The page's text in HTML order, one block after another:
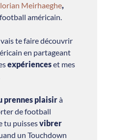
Meirhaeghe,
américain.
vais te faire découvrir
en partageant
expérienceset mes
prennes plaisirà
de football
tu puissesvibrer
un Touchdown